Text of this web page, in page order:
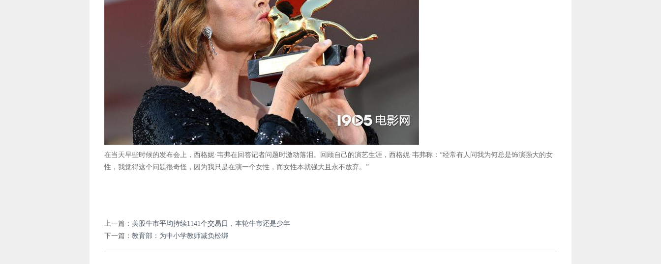
在当天早些时候的发布会上，西格妮·韦弗在回答记者问题时激动落泪。回顾自己的演艺生涯，西格妮·韦弗称：“经常有人问我为何总是饰演强大的女
性，我觉得这个问题很奇怪，因为我只是在演一个女性，而女性本就强大且永不放弃。”
上一篇： 美股牛市平均持续1141个交易日，本轮牛市还是少年
下一篇： 教育部：为中小学教师减负松绑